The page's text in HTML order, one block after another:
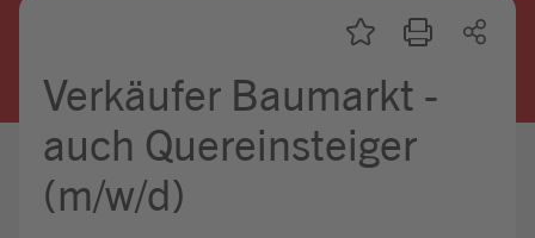
Mein Kandidat:innenprofil
Verkäufer Baumarkt -
auch Quereinsteiger
(m/w/d)